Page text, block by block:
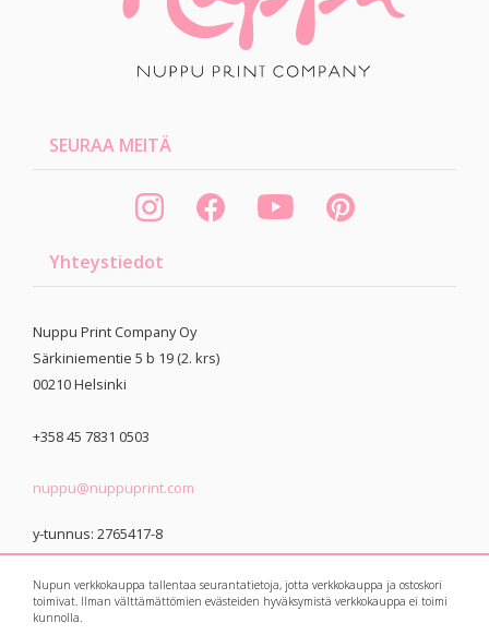
SEURAA MEITÄ
Yhteystiedot
Nuppu Print Company Oy
Särkiniementie 5 b 19 (2. krs)
00210Helsinki
+358 45 7831 0503
nuppu@nuppuprint.com
y-tunnus: 2765417-8
Nupun verkkokauppa tallentaa seurantatietoja, jotta verkkokauppa ja ostoskori
toimivat. Ilman välttämättömien evästeiden hyväksymistä verkkokauppa ei toimi
kunnolla.